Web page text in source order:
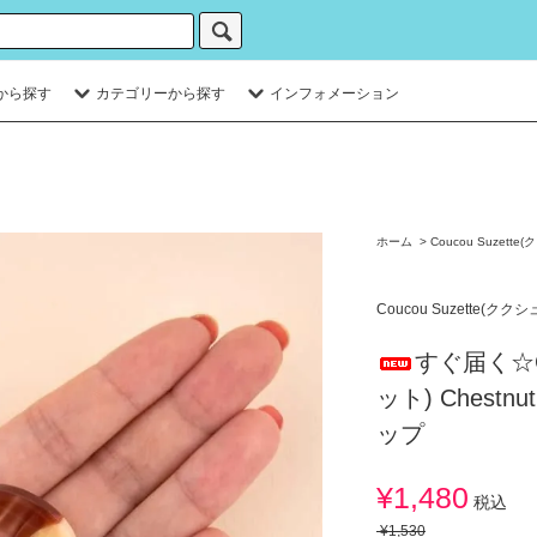
ら探す カテゴリーから探す インフォメーション
ホーム > Coucou Suzette(
Coucou Suzette(ククシ
すぐ届く
ット)
ップ
¥1,480 税込
¥1,530